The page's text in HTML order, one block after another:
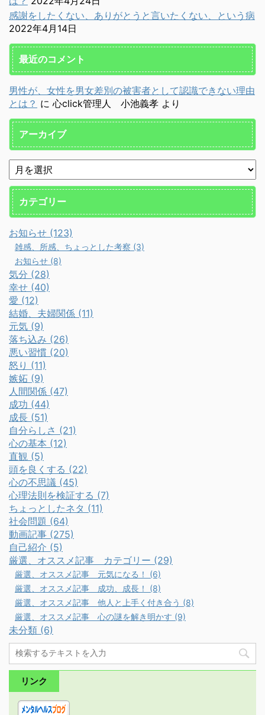
感謝をしたくない、ありがとうと言いたくない、という病
2022年4月14日
最近のコメント
男性が、女性を男女差別の被害者として認識できない理由
とは？ に 心click管理人 小池義孝 より
アーカイブ
カテゴリー
お知らせ (123)
雑感、所感、ちょっとした考察 (3)
お知らせ (8)
気分 (28)
幸せ (40)
愛 (12)
結婚、夫婦関係 (11)
元気 (9)
落ち込み (26)
悪い習慣 (20)
怒り (11)
嫉妬 (9)
人間関係 (47)
成功 (44)
成長 (51)
自分らしさ (21)
心の基本 (12)
直観 (5)
頭を良くする (22)
心の不思議 (45)
心理法則を検証する (7)
ちょっとしたネタ (11)
社会問題 (64)
動画記事 (275)
自己紹介 (5)
厳選、オススメ記事 カテゴリー (29)
厳選、オススメ記事 元気になる！ (6)
厳選、オススメ記事 成功、成長！ (8)
厳選、オススメ記事 他人と上手く付き合う (8)
厳選、オススメ記事 心の謎を解き明かす (9)
未分類 (6)
リンク